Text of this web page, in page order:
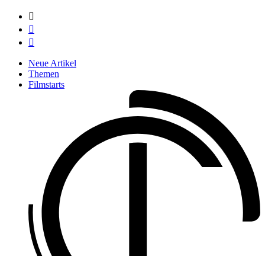



Neue Artikel
Themen
Filmstarts